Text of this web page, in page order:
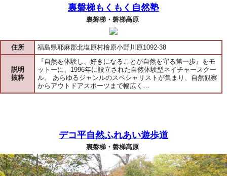
裏磐梯もくもく自然塾
裏磐梯・磐梯高原
住所 福島県耶麻郡北塩原村檜原小野川原1092-38
説明
抜粋
『自然を体験し、好きになることが自然を守る第一歩』をモ
ットーに、1996年に設立された自然体験型ネイチャースクー
ル。 あらゆるジャンルのスペシャリストが集まり、自然観察
からアウトドアスポーツまで幅広く…
デコ平自然ふれあい遊歩道
裏磐梯・磐梯高原